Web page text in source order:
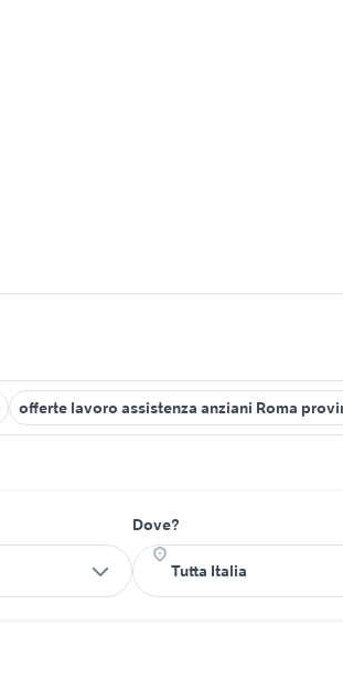
offerte lavoro assistenza anziani Roma
Dove?